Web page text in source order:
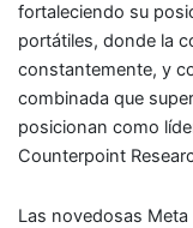
fortaleciendo su
portátiles, donde la
constantemente, y
combinada que
posicionan como
Counterpoint
Las novedosas